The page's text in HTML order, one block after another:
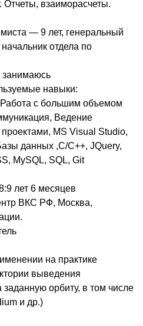
Отчеты, взаиморасчеты.
— 9 лет, генеральный
отдела по
занимаюсь
навыки:
с большим объемом
Ведение
MS Visual Studio,
данных ,C/C++, JQuery,
MySQL, SQL, Git
лет 6 месяцев
ВКС РФ, Москва,
на практике
выведения
заданную орбиту, в том числе
и др.)